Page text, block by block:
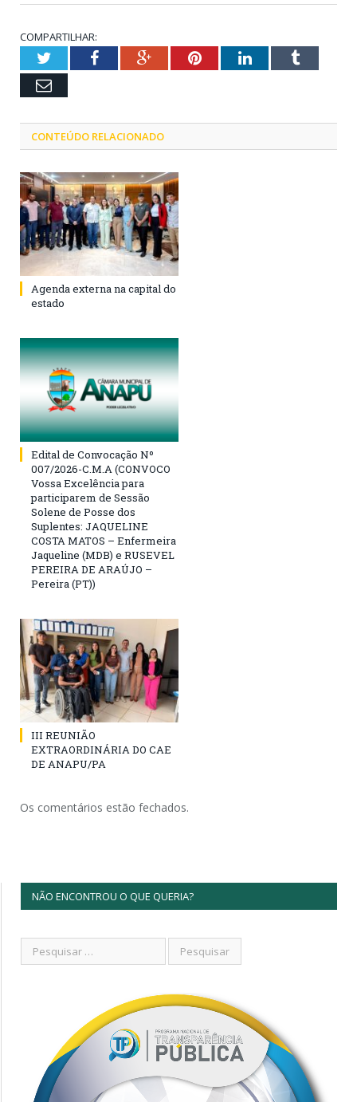
COMPARTILHAR:
TwitterFacebookGoogle+PinterestLinkedInTumblr
Email
CONTEÚDO RELACIONADO
Agenda externa na capital do
estado
Edital de Convocação Nº
007/2026-C.M.A (CONVOCO
Vossa Excelência para
participarem de Sessão
Solene de Posse dos
Suplentes: JAQUELINE
COSTA MATOS – Enfermeira
Jaqueline (MDB) e RUSEVEL
PEREIRA DE ARAÚJO –
Pereira (PT))
III REUNIÃO
EXTRAORDINÁRIA DO CAE
DE ANAPU/PA
Os comentários estão fechados.
NÃO ENCONTROU O QUE QUERIA?